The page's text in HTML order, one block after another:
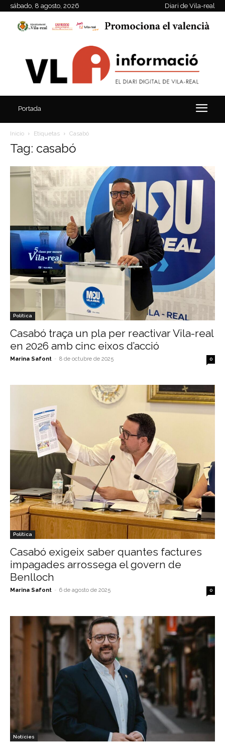
sábado, 8 agosto, 2026 Diari de Vila-real
Portada
Inicio Etiquetas Casabó
Tag: casabó
Política
Casabó traça un pla per reactivar Vila-real
en 2026 amb cinc eixos d’acció
Marina Safont - 8 de octubre de 2025 0
Política
Casabó exigeix saber quantes factures
impagades arrossega el govern de
Benlloch
Marina Safont - 6 de agosto de 2025 0
Notícies